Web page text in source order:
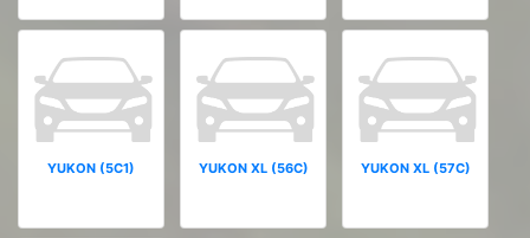
YUKON (5C1) YUKON XL (56C) YUKON XL (57C)